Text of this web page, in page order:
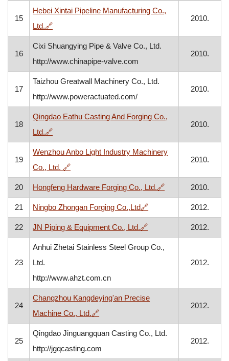
15
Hebei Xintai Pipeline Manufacturing Co.,
Ltd.🔗, otvara se u novom prozoru
2010.
16
Cixi Shuangying Pipe & Valve Co., Ltd.
http://www.chinapipe-valve.com
2010.
17
Taizhou Greatwall Machinery Co., Ltd.
http://www.poweractuated.com/
2010.
18
Qingdao Eathu Casting And Forging Co.,
Ltd.🔗, otvara se u novom prozoru
2010.
19
Wenzhou Anbo Light Industry Machinery
Co., Ltd. 🔗, otvara se u novom prozoru
2010.
20 Hongfeng Hardware Forging Co., Ltd.🔗, otvara se u
2010.
21 Ningbo Zhongan Forging Co.,Ltd🔗, otvara se u novom
2012.
22 JN Piping & Equipment Co., Ltd.🔗, otvara se u novom
2012.
23
Anhui Zhetai Stainless Steel Group Co.,
Ltd.
http://www.ahzt.com.cn
2012.
24
Changzhou Kangdeying'an Precise
Machine Co., Ltd.🔗, otvara se u novom prozoru
2012.
25
Qingdao Jinguangquan Casting Co., Ltd.
http://jgqcasting.com
2012.